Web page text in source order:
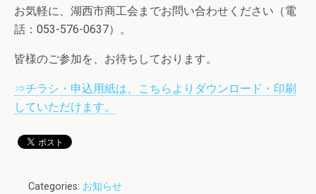
お気軽に、湖西市商工会までお問い合わせください（電
話：053-576-0637）。
皆様のご参加を、お待ちしております。
⇒チラシ・申込用紙は、こちらよりダウンロード・印刷
していただけます。
Categories: お知らせ